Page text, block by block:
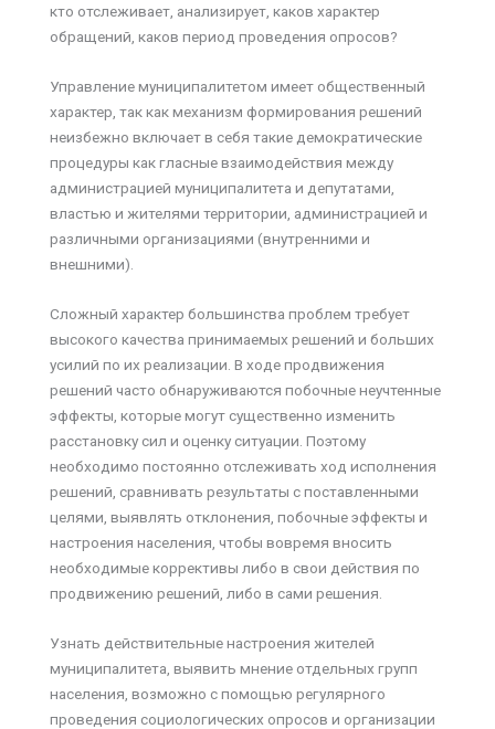
кто отслеживает, анализирует, каков характер
обращений, каков период проведения опросов?
Управление муниципалитетом имеет общественный
характер, так как механизм формирования решений
не­избежно включает в себя такие демократические
процедуры как гласные взаимодействия между
админи­страцией муниципалитета и депутатами,
властью и жителями территории, администрацией и
различными орга­низациями (внутренними и
внешними).
Сложный характер большинства проблем требует
высокого качества принимаемых решений и больших
усилий по их реализации. В ходе продвижения
решений часто обнаруживаются побочные неучтенные
эффекты, которые могут существенно изменить
расстановку сил и оценку ситуации. Поэтому
необходимо постоянно отслеживать ход исполнения
решений, сравнивать результаты с поставленными
целями, выявлять отклонения, побочные эффекты и
настроения населения, чтобы вовремя вносить
необходимые коррективы либо в свои действия по
продвижению решений, либо в сами решения.
Узнать действительные настроения жителей
муниципалитета, выявить мнение отдельных групп
населения, возможно с помощью регулярного
проведения социологических опросов и организации